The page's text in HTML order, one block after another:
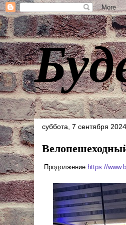
суббота, 7 сентября 2024
Продолжение: https://